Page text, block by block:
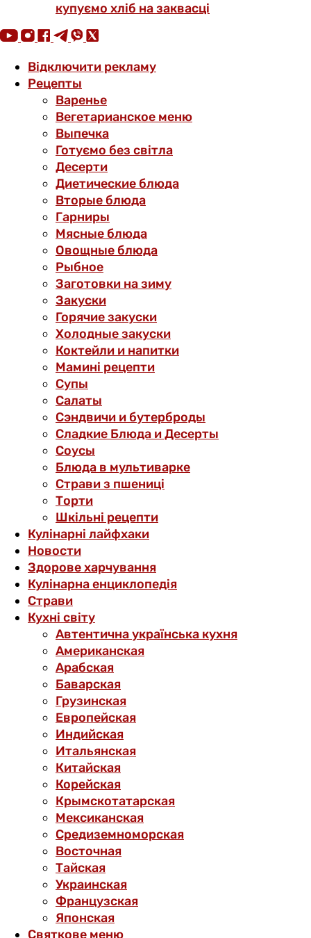
купуємо хліб на заквасці
Відключити рекламу
Рецепты
Варенье
Вегетарианское меню
Выпечка
Готуємо без світла
Десерти
Диетические блюда
Вторые блюда
Гарниры
Мясные блюда
Овощные блюда
Рыбное
Заготовки на зиму
Закуски
Горячие закуски
Холодные закуски
Коктейли и напитки
Мамині рецепти
Супы
Салаты
Сэндвичи и бутерброды
Сладкие Блюда и Десерты
Соусы
Блюда в мультиварке
Страви з пшениці
Торти
Шкільні рецепти
Кулінарні лайфхаки
Новости
Здорове харчування
Кулінарна енциклопедія
Страви
Кухні світу
Автентична українська кухня
Американская
Арабская
Баварская
Грузинская
Европейская
Индийская
Итальянская
Китайская
Корейская
Крымскотатарская
Мексиканская
Средиземноморская
Восточная
Тайская
Украинская
Французская
Японская
Святкове меню